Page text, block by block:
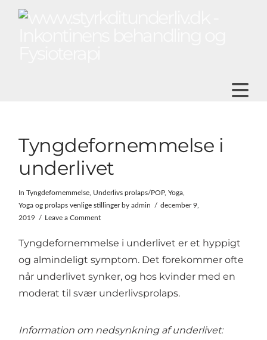
Tyngdefornemmelse i
underlivet
InTyngdefornemmelse Underlivs prolaps/POP,Yoga
Yoga og prolaps venlige stillingerby admin
december 9,
2019
Leave a Comment
Tyngdefornemmelse i underlivet er et hyppigt
og almindeligt symptom. Det forekommer ofte
når underlivet synker, og hos kvinder med en
moderat til svær underlivsprolaps.
Information om nedsynkning af underlivet: